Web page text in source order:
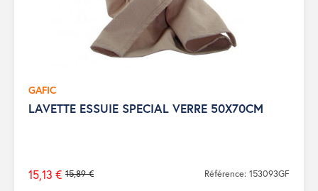
GAFIC
LAVETTE ESSUIE SPECIAL VERRE 50X70CM
Prix
15,89 €
15,13 € Référence: 153093GF